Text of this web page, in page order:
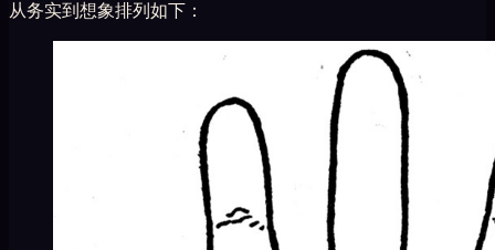
从务实到想象排列如下：